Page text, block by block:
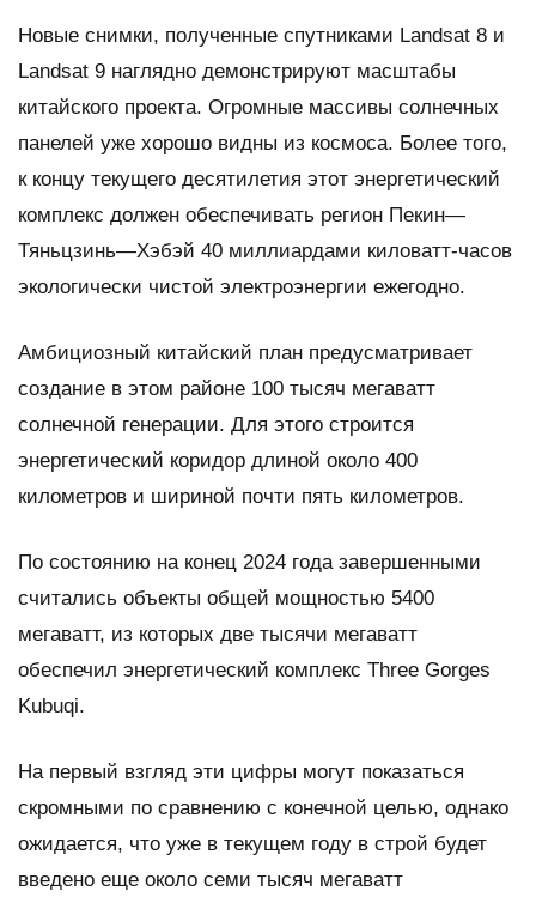
Новые снимки, полученные спутниками Landsat 8 и
Landsat 9 наглядно демонстрируют масштабы
китайского проекта. Огромные массивы солнечных
панелей уже хорошо видны из космоса. Более того,
к концу текущего десятилетия этот энергетический
комплекс должен обеспечивать регион Пекин—
Тяньцзинь—Хэбэй 40 миллиардами киловатт-часов
экологически чистой электроэнергии ежегодно.
Амбициозный китайский план предусматривает
создание в этом районе 100 тысяч мегаватт
солнечной генерации. Для этого строится
энергетический коридор длиной около 400
километров и шириной почти пять километров.
По состоянию на конец 2024 года завершенными
считались объекты общей мощностью 5400
мегаватт, из которых две тысячи мегаватт
обеспечил энергетический комплекс Three Gorges
Kubuqi.
На первый взгляд эти цифры могут показаться
скромными по сравнению с конечной целью, однако
ожидается, что уже в текущем году в строй будет
введено еще около семи тысяч мегаватт